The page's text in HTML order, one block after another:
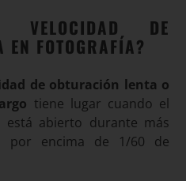
DE
EN FOTOGRAFÍA?
de obturación lenta o
tiene lugar cuando el
abierto durante más
por encima de 1/60 de